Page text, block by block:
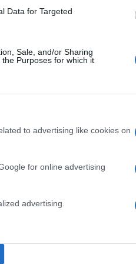
Data for Targeted
Sale, and/or Sharing
Purposes for which it
to advertising like cookies on
for online advertising
advertising.
Η
11
ο
στα